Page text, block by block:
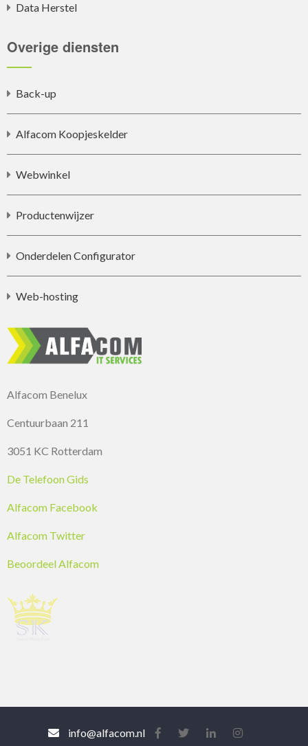
Data Herstel
Overige diensten
Back-up
Alfacom Koopjeskelder
Webwinkel
Productenwijzer
Onderdelen Configurator
Web-hosting
Alfacom Benelux
Centuurbaan 211
3051 KC Rotterdam
De Telefoon Gids
Alfacom Facebook
Alfacom Twitter
Beoordeel Alfacom
info@alfacom.nl